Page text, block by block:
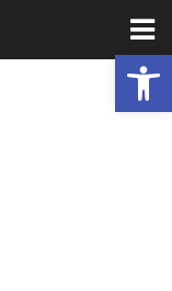
פתח סרגל נגישות